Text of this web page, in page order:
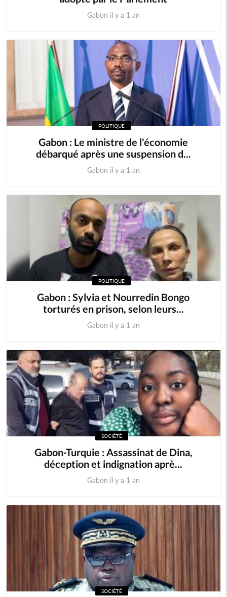
Gabon il y a 1 an
POLITIQUE
Gabon : Le ministre de l'économie
débarqué après une suspension d...
Gabon il y a 1 an
POLITIQUE
Gabon : Sylvia et Nourredin Bongo
torturés en prison, selon leurs...
Gabon il y a 1 an
SOCIÉTÉ
Gabon-Turquie : Assassinat de Dina,
déception et indignation aprè...
Gabon il y a 1 an
SOCIÉTÉ